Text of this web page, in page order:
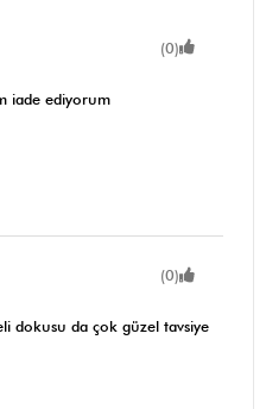
(0)
iade ediyorum
(0)
dokusu da çok güzel tavsiye